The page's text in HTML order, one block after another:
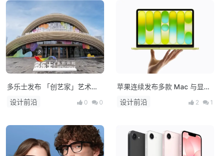
多乐士发布 「创艺家」艺术
漆，开启中国家居美学新篇章！
设计前沿 0 0
苹果连续发布多款 Mac 与显示
器新品：M5 系列芯片登场，
MacBook 产品线全面升级
设计前沿 2 1